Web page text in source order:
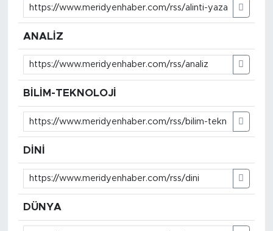
ANALİZ
BİLİM-TEKNOLOJİ
DİNİ
DÜNYA
KÜLTÜR SANAT
YAŞAM
TARİHTEN GÜNÜMÜZE
TARİH
KADIN
SAĞLIK
SİYASET